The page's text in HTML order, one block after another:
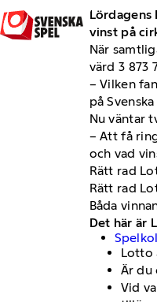
vinst på
När
värd 3 873
– Vilken
på Svenska
Nu väntar
– Att få
och vad
Rätt rad
Rätt rad
Båda
Det här är
Lotto
Är du
Vid